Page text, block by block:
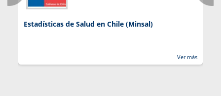
Estadísticas de Salud en Chile (Minsal)
Ver más